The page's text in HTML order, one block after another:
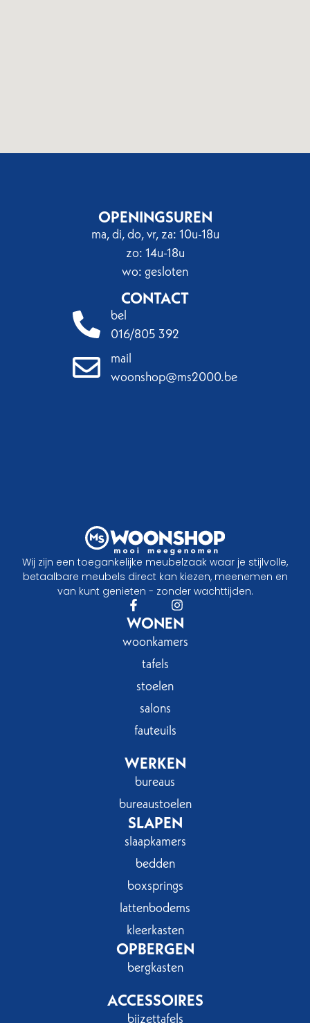
Wij zijn een toegankelijke meubelzaak waar je stijlvolle,
betaalbare meubels direct kan kiezen, meenemen en
van kunt genieten - zonder wachttijden.
WONEN
woonkamers
tafels
stoelen
salons
fauteuils
WERKEN
bureaus
bureaustoelen
SLAPEN
slaapkamers
bedden
boxsprings
lattenbodems
kleerkasten
OPBERGEN
bergkasten
ACCESSOIRES
bijzettafels
OPENINGSUREN
ma, di, do, vr, za: 10u-18u
zo: 14u-18u
wo: gesloten
CONTACT
bel
016/805 392
mail
woonshop@ms2000.be